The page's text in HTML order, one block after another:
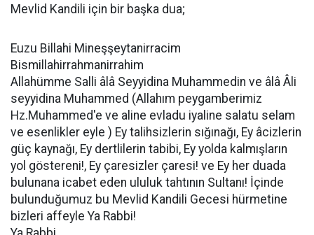
Mevlid Kandili için bir başka dua;
Euzu Billahi Mineşşeytanirracim
Bismillahirrahmanirrahim
Allahümme Salli âlâ Seyyidina Muhammedin ve âlâ Âli
seyyidina Muhammed (Allahım peygamberimiz
Hz.Muhammed'e ve aline evladu iyaline salatu selam
ve esenlikler eyle ) Ey talihsizlerin sığınağı, Ey âcizlerin
güç kaynağı, Ey dertlilerin tabibi, Ey yolda kalmışların
yol göstereni!, Ey çaresizler çaresi! ve Ey her duada
bulunana icabet eden ululuk tahtının Sultanı! İçinde
bulunduğumuz bu Mevlid Kandili Gecesi hürmetine
bizleri affeyle Ya Rabbi!